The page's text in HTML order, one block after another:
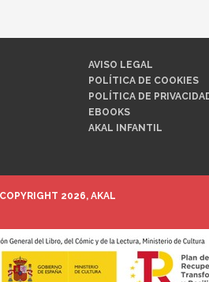
AVISO LEGAL
POLÍTICA DE COOKIES
POLÍTICA DE
EBOOKS
AKAL INFANTIL
2026, AKAL